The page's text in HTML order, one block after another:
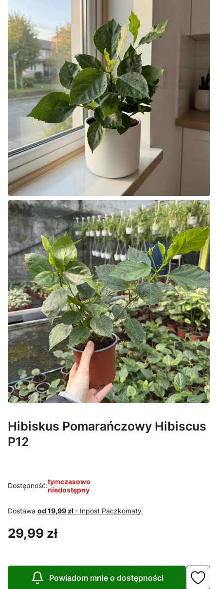
Hibiskus Pomarańczowy Hibiscus
P12
Dostępność:tymczasowo
niedostępny
Dostawa od 19,99 zł - Inpost Paczkomaty
Cena
29,99 zł
Powiadom mnie o dostępności